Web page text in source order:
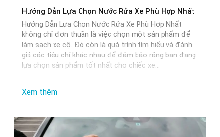
Hướng Dẫn Lựa Chọn Nước Rửa Xe Phù Hợp Nhất
Hướng Dẫn Lựa Chọn Nước Rửa Xe Phù Hợp Nhất
không chỉ đơn thuần là việc chọn một sản phẩm để
làm sạch xe cộ. Đó còn là quá trình tìm hiểu và đánh
giá các tiêu chí khác nhau để đảm bảo rằng bạn đang
lựa chọn sản phẩm tốt nhất cho chiếc xe…
Xem thêm:
Dẫn